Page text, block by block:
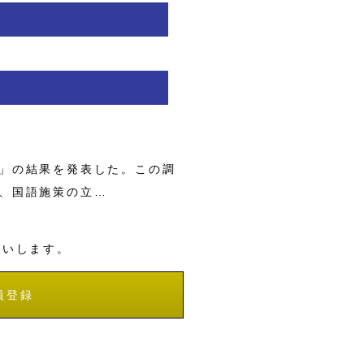
結果を発表した。この調
国語施策の立…
します。
登録